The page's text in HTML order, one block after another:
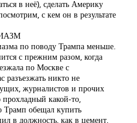
в неё), сделать Америку
с кем он в результате
по поводу Трампа меньше.
с прежним разом, когда
по Москве с
разъезжать никто не
журналистов и прочих
прохладный какой-то,
обещал купить
в должность, как в цемент,